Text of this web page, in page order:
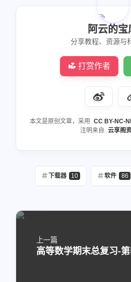
阿云的宝
分享教程、资源与
打赏作者
本文是原创文章，采用 CC BY-NC-
注明来自
云享阁
下载器 10 软件 86
上一篇
高等数学期末总复习-